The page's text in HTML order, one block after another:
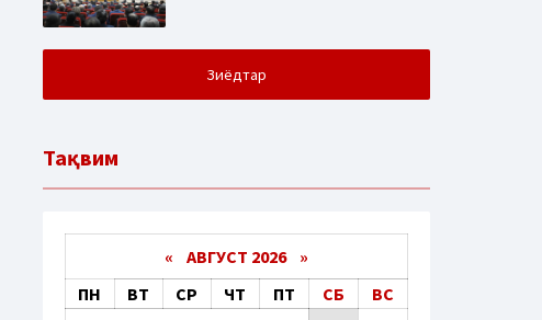
Зиёдтар
Тақвим
« АВГУСТ 2026 »
ПН
ВТ СР ЧТ ПТ СБ
ВС